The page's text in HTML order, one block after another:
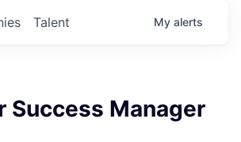
Talent My alerts
Success Manager